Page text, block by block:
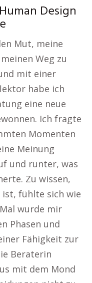
Design
Mut, meine
Weg zu
mit einer
habe ich
eine neue
Ich fragte
Momenten
Meinung
und runter, was
Zu wissen,
ist, fühlte sich wie
wurde mir
Phasen und
Fähigkeit zur
Beraterin
mit dem Mond